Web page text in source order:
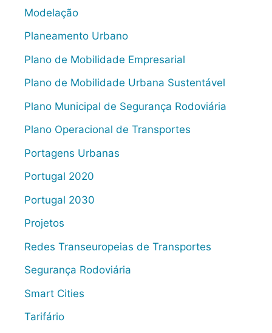
Modelação
Planeamento Urbano
Plano de Mobilidade Empresarial
Plano de Mobilidade Urbana Sustentável
Plano Municipal de Segurança Rodoviária
Plano Operacional de Transportes
Portagens Urbanas
Portugal 2020
Portugal 2030
Projetos
Redes Transeuropeias de Transportes
Segurança Rodoviária
Smart Cities
Tarifário